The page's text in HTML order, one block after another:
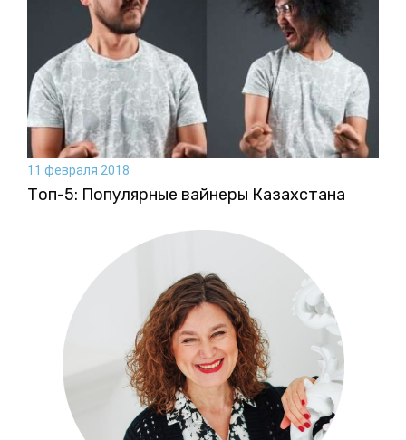
11 февраля 2018
Топ-5: Популярные вайнеры Казахстана